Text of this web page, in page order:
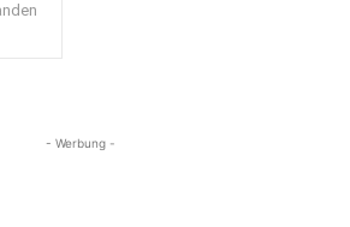
- Werbung -